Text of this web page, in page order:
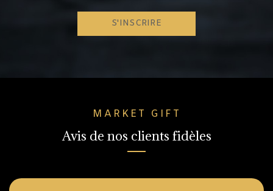
MARKET GIFT
Avis de nos clients fidèles